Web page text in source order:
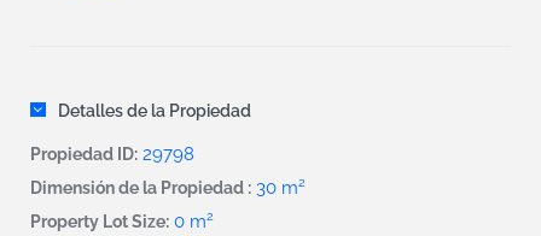
Detalles de la Propiedad
Propiedad ID: 29798
Dimensión de la Propiedad : 30 m2
Property Lot Size: 0 m2